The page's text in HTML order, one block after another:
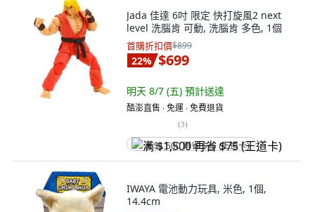
Jada 佳達 6吋 限定 快打旋風2 next
level 洗腦肯 可動, 洗腦肯 多色, 1個
首購折扣價$899
22% $699
明天 8/7 (五) 預計送達
酷澎直售 ∙ 免運 ∙ 免費退貨
(3)
满 $1,500 再省 $75 (王道卡)
IWAYA 電池動力玩具, 米色, 1個,
14.4cm